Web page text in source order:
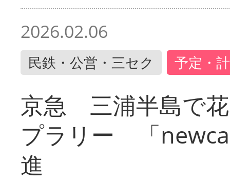
2026.02.06
民鉄・公営・三セク 予定・
京急 三浦半島で
プラリー 「
進